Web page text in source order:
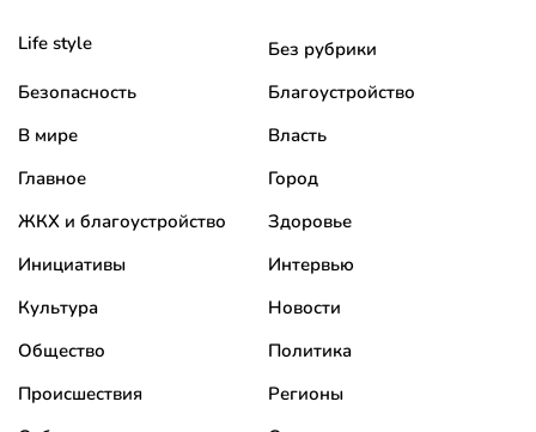
Life style
Без рубрики
Безопасность
Благоустройство
В мире
Власть
Главное
Город
ЖКХ и благоустройство
Здоровье
Инициативы
Интервью
Культура
Новости
Общество
Политика
Происшествия
Регионы